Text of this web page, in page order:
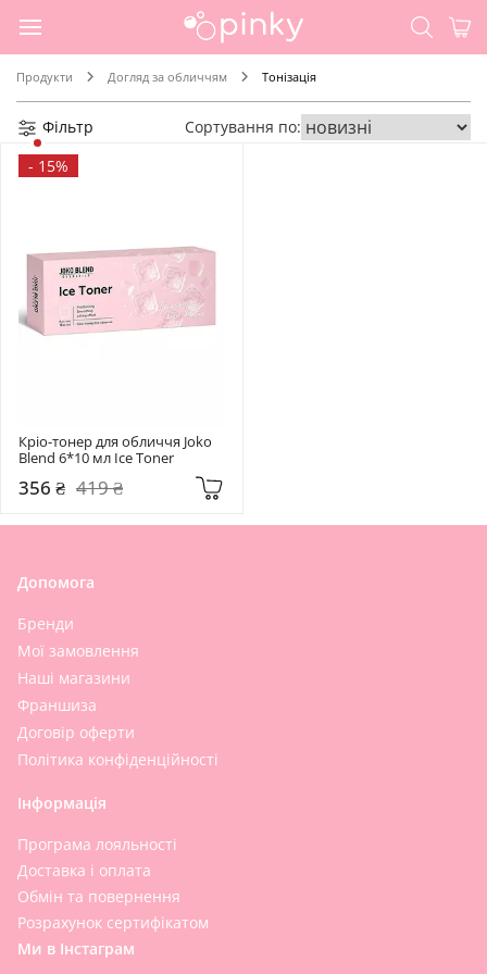
Продукти Догляд за обличчям Тонізація
Фільтр
Сортування по:
- 15%
Кріо-тонер для обличчя Joko
Blend 6*10 мл Ice Toner
356 ₴ 419 ₴
Допомога
Бренди
Мої замовлення
Наші магазини
Франшиза
Договір оферти
Політика конфіденційності
Інформація
Програма лояльності
Доставка і оплата
Обмін та повернення
Розрахунок сертифікатом
Ми в Інстаграм